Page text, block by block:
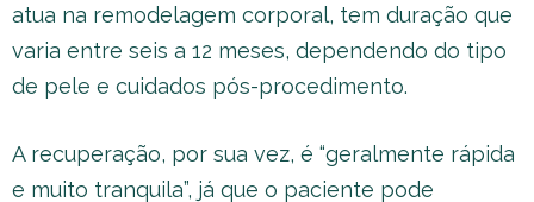
atua na remodelagem corporal, tem duração que
varia entre seis a 12 meses, dependendo do tipo
de pele e cuidados pós-procedimento.
A recuperação, por sua vez, é “geralmente rápida
e muito tranquila”, já que o paciente pode